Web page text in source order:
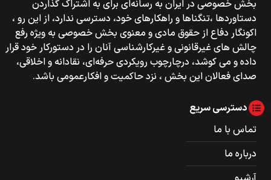
بخش خصوصی‌‌ در ایران به رسانه‌ای برای به اشتراک گذاردن
دستاوردها ،تنگناها و راهکارهای خود، دسترسی ندارد، از این رو ،
اکونگار دفاع از حقوق مادی و معنوی بخش خصوصی به ویژه رفع
چالش های غیرقانونی و غیرکارشناسی آنان را در دستورکار خود قرار
داده و می کوشد، درچارچوب رویکردی حرفه‌ای، نقادانه و اخلاقی،
صدای فعالان این بخش ، نزد حاکمیت و افکارعمومی باشد.
دسترسی سریع
تماس با ما
درباره ما